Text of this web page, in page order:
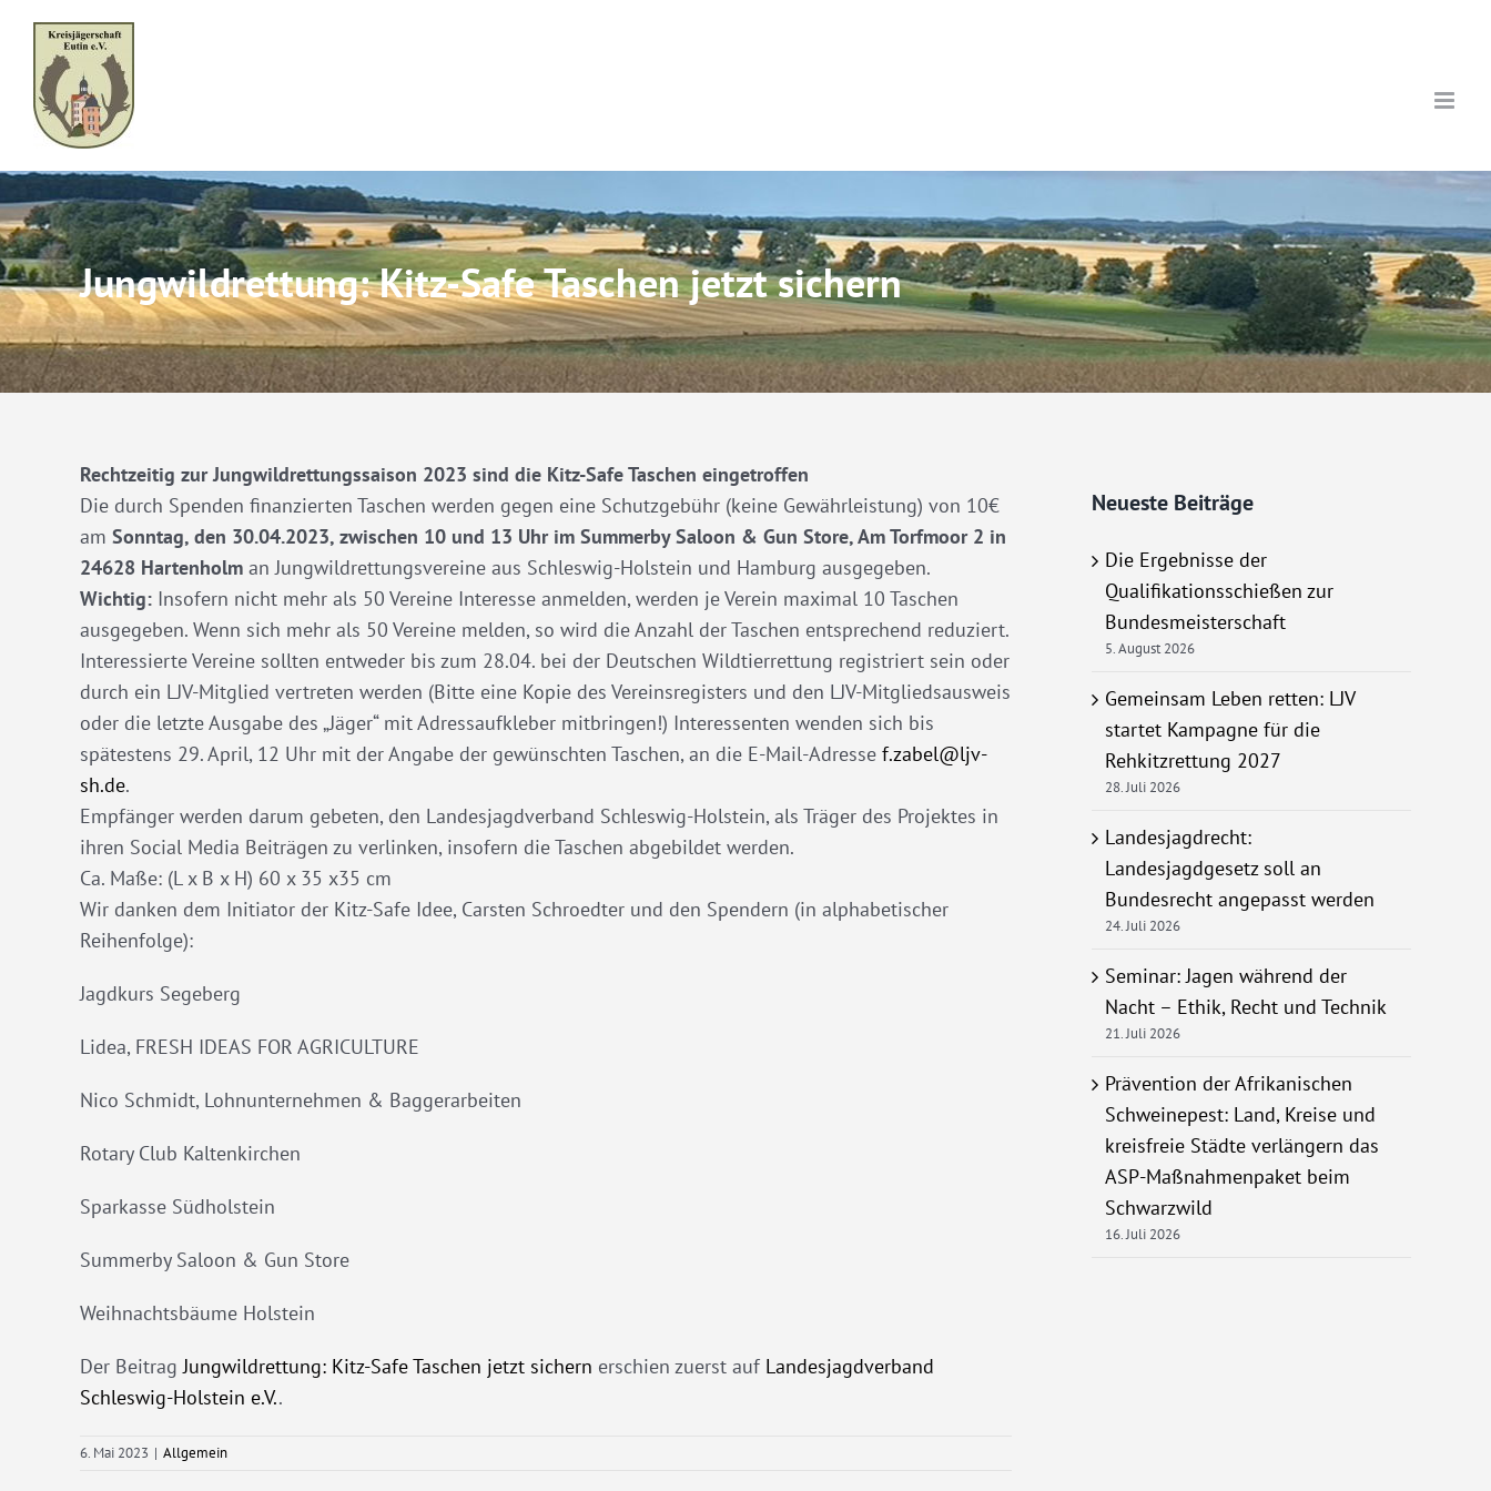
content
Jungwildrettung: Kitz-Safe Taschen jetzt sichern
Rechtzeitig zur Jungwildrettungssaison 2023 sind die Kitz-Safe Taschen eingetroffen
Die durch Spenden finanzierten Taschen werden gegen eine Schutzgebühr (keine Gewährleistung) von 10€
am Sonntag, den 30.04.2023, zwischen 10 und 13 Uhr im Summerby Saloon & Gun Store, Am Torfmoor 2 in
24628 Hartenholm an Jungwildrettungsvereine aus Schleswig-Holstein und Hamburg ausgegeben.
Wichtig: Insofern nicht mehr als 50 Vereine Interesse anmelden, werden je Verein maximal 10 Taschen
ausgegeben. Wenn sich mehr als 50 Vereine melden, so wird die Anzahl der Taschen entsprechend reduziert.
Interessierte Vereine sollten entweder bis zum 28.04. bei der Deutschen Wildtierrettung registriert sein oder
durch ein LJV-Mitglied vertreten werden (Bitte eine Kopie des Vereinsregisters und den LJV-Mitgliedsausweis
oder die letzte Ausgabe des „Jäger“ mit Adressaufkleber mitbringen!) Interessenten wenden sich bis
spätestens 29. April, 12 Uhr mit der Angabe der gewünschten Taschen, an die E-Mail-Adresse f.zabel@ljv-
sh.de.
Empfänger werden darum gebeten, den Landesjagdverband Schleswig-Holstein, als Träger des Projektes in
ihren Social Media Beiträgen zu verlinken, insofern die Taschen abgebildet werden.
Ca. Maße: (L x B x H) 60 x 35 x35 cm
Wir danken dem Initiator der Kitz-Safe Idee, Carsten Schroedter und den Spendern (in alphabetischer
Reihenfolge):
Jagdkurs Segeberg
Lidea, FRESH IDEAS FOR AGRICULTURE
Nico Schmidt, Lohnunternehmen & Baggerarbeiten
Rotary Club Kaltenkirchen
Sparkasse Südholstein
Summerby Saloon & Gun Store
Weihnachtsbäume Holstein
Der BeitragJungwildrettung: Kitz-Safe Taschen jetzt sichern erschien zuerst auf Landesjagdverband
Schleswig-Holstein e.V..
6. Mai 2023 | Allgemein
Neueste Beiträge
Die Ergebnisse der
Qualifikationsschießen zur
Bundesmeisterschaft
5. August 2026
Gemeinsam Leben retten: LJV
startet Kampagne für die
Rehkitzrettung 2027
28. Juli 2026
Landesjagdrecht:
Landesjagdgesetz soll an
Bundesrecht angepasst werden
24. Juli 2026
Seminar: Jagen während der
Nacht – Ethik, Recht und Technik
21. Juli 2026
Prävention der Afrikanischen
Schweinepest: Land, Kreise und
kreisfreie Städte verlängern das
ASP-Maßnahmenpaket beim
Schwarzwild
16. Juli 2026